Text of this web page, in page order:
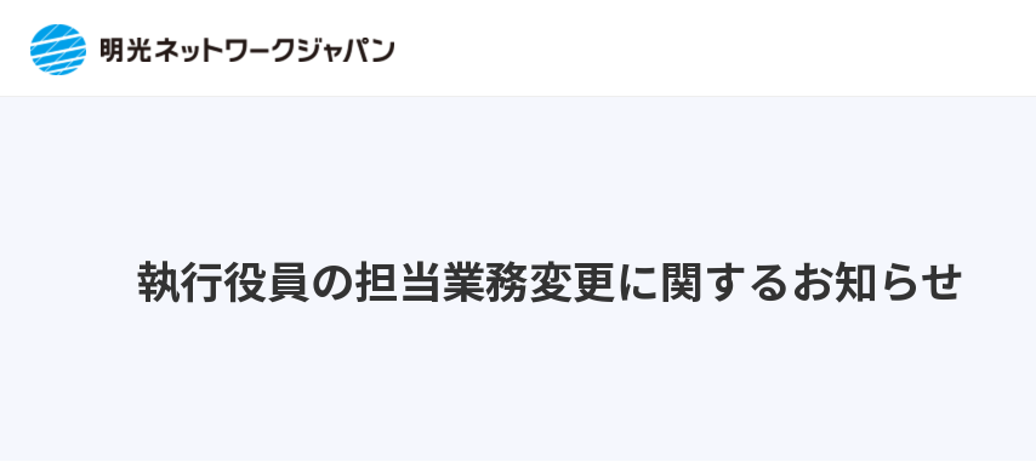
執行役員の担当業務変更に関するお知らせ